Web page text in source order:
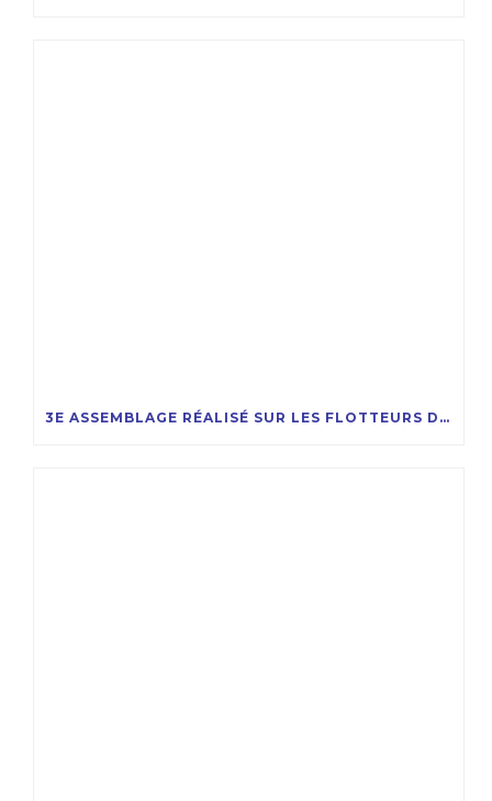
3E ASSEMBLAGE RÉALISÉ SUR LES FLOTTEURS DU PROJET EOLMED